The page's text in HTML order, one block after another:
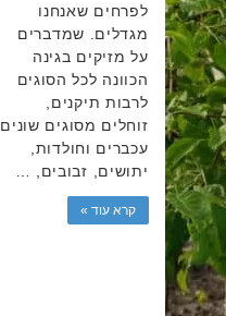
לפרחים שאנחנו
מגדלים. שמדברים
על מזיקים בגינה
הכוונה לכל הסוגים
לרבות תיקנים,
זוחלים מסוגים שונים,
עכברים וחולדות,
יתושים, זבובים, …
קרא עוד »